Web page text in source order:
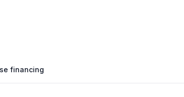
financing